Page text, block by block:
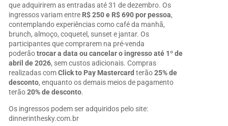
que adquirirem as entradas até 31 de dezembro. Os
ingressos variam entre R$ 250 e R$ 690 por pessoa,
contemplando experiências como café da manhã,
brunch, almoço, coquetel, sunset e jantar. Os
participantes que comprarem na pré-venda
poderãotrocar a data ou cancelar o ingresso até 1º de
abril de 2026, sem custos adicionais. Compras
realizadas comClick to Pay Mastercard terão25% de
desconto, enquanto os demais meios de pagamento
terão20% de desconto.
Os ingressos podem ser adquiridos pelo site:
dinnerinthesky.com.br